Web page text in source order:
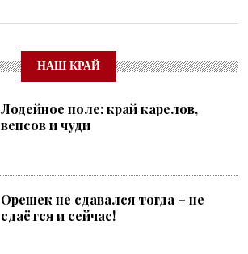
НАШ КРАЙ
Лодейное поле: край карелов,
вепсов и чуди
Орешек не сдавался тогда – не
сдаётся и сейчас!